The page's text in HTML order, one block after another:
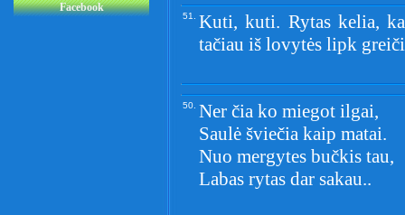
Facebook
51. Kuti, kuti. Rytas kelia,
tačiau iš lovytės lipk
50. Ner čia ko miegot ilgai,
Saulė šviečia kaip matai.
Nuo mergytes bučkis tau,
Labas rytas dar sakau..